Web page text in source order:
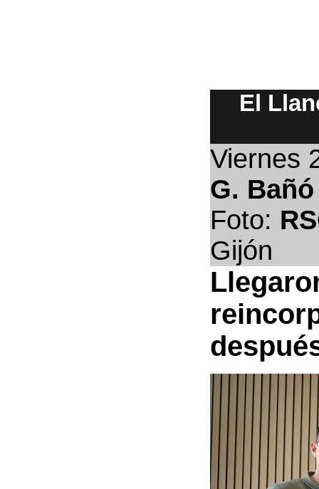
El
Viernes
G. Bañó
Foto:
Gijón